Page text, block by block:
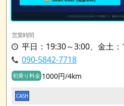
営業時間
平日：19:30～3:00、金土
090-5842-7718
初乗り料金 1000円/4km
CASH